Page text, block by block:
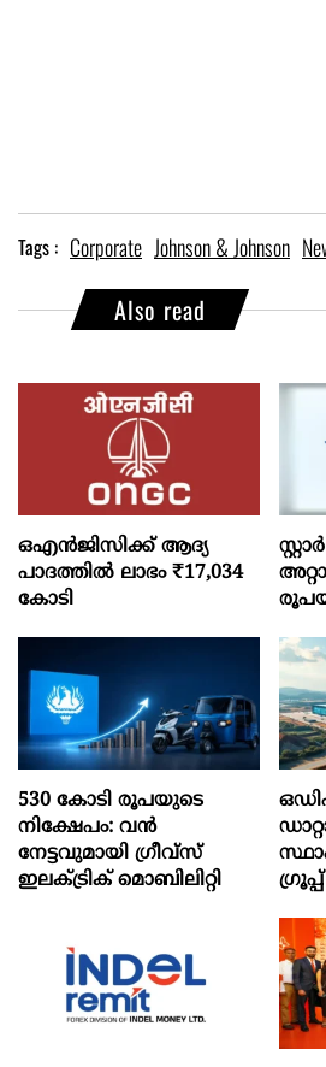
Tags : Corporate Johnson & Johnson
Also read
ഒഎന്‍ജിസിക്ക് ആദ്യ
പാദത്തില്‍ ലാഭം ₹17,034
കോടി
530 കോടി രൂപയുടെ
നിക്ഷേപം: വൻ
നേട്ടവുമായി ഗ്രീവ്സ്
ഇലക്ട്രിക് മൊബിലിറ്റി
ഗ്രൂപ്പ്